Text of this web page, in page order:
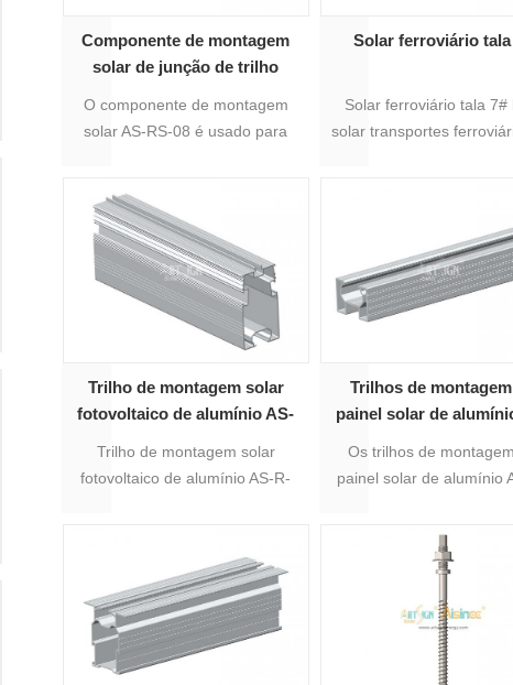
Componente de montagem
solar de junção de trilho
O componente de montagem
solar AS-RS-08 é usado para
anodizado. A cor é prata. Pré-
cortado com 300mm de
comprimento. Conjunto
completo com 8 peças de
parafusos autoperfurantes.
Solar ferroviário tala
Solar ferroviário tala 7#
solar transportes
Trilho de montagem solar
fotovoltaico de alumínio AS-
Trilho de montagem solar
fotovoltaico de alumínio AS-R-
solar, embora tenha vários
tamanhos de perfil para opção,
tamanhos diferentes de trilho
de alumínio são adequados
para diferentes solicitações de
Trilhos de
painel solar de
Os trilhos de
painel solar de alumínio
montagem em painel
telhado e no solo, seu
adaptado para
requisitos, o tratamento
superfície é